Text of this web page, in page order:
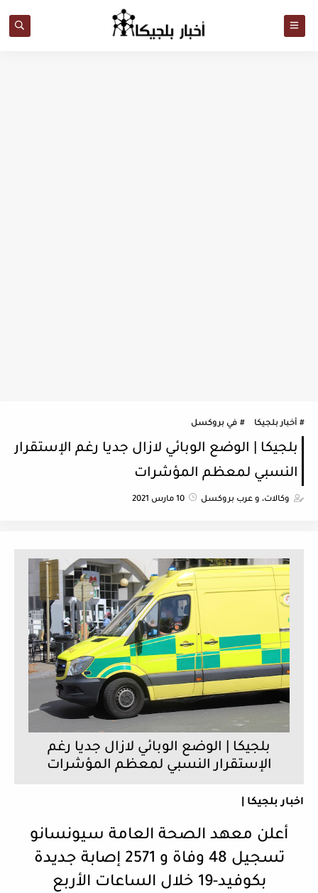
أخبار بلجيكا في بروكسل
بلجيكا | الوضع الوبائي لازال جديا رغم الإستقرار
النسبي لمعظم المؤشرات
وكالات، و عرب بروكسل 10 مارس 2021
بلجيكا | الوضع الوبائي لازال جديا رغم
الإستقرار النسبي لمعظم المؤشرات
اخبار بلجيكا |
أعلن معهد الصحة العامة سيونسانو
تسجيل 48 وفاة و 2571 إصابة جديدة
بكوفيد-19 خلال الساعات الأربع